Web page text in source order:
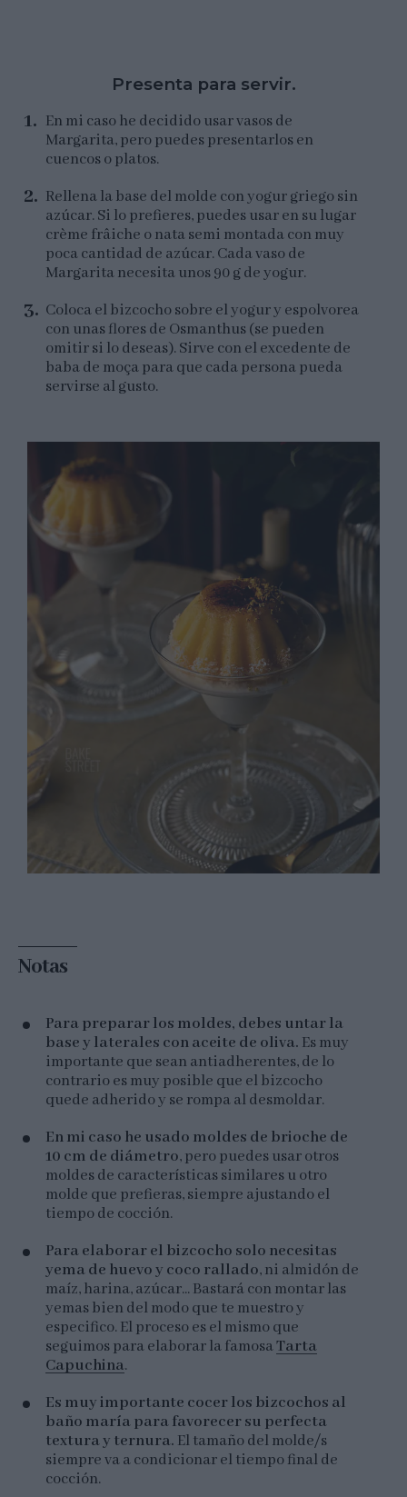
Presenta para servir.
En mi caso he decidido usar vasos de
Margarita, pero puedes presentarlos en
cuencos o platos.
Rellena la base del molde con yogur griego sin
azúcar. Si lo prefieres, puedes usar en su lugar
crème frâiche o nata semi montada con muy
poca cantidad de azúcar. Cada vaso de
Margarita necesita unos 90 g de yogur.
Coloca el bizcocho sobre el yogur y espolvorea
con unas flores de Osmanthus (se pueden
omitir si lo deseas). Sirve con el excedente de
baba de moça para que cada persona pueda
servirse al gusto.
Notas
Para preparar los moldes, debes untar la
base y laterales con aceite de oliva. Es muy
importante que sean antiadherentes, de lo
contrario es muy posible que el bizcocho
quede adherido y se rompa al desmoldar.
En mi caso he usado moldes de brioche de
10 cm de diámetro, pero puedes usar otros
moldes de características similares u otro
molde que prefieras, siempre ajustando el
tiempo de cocción.
Para elaborar el bizcocho solo necesitas
yema de huevo y coco rallado, ni almidón de
maíz, harina, azúcar... Bastará con montar las
yemas bien del modo que te muestro y
especifico. El proceso es el mismo que
seguimos para elaborar la famosaTarta
Capuchina.
Es muy importante cocer los bizcochos al
baño maría para favorecer su perfecta
textura y ternura. El tamaño del molde/s
siempre va a condicionar el tiempo final de
cocción.